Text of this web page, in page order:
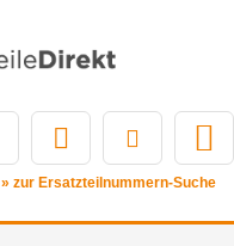
» zur Ersatzteilnummern-Suche